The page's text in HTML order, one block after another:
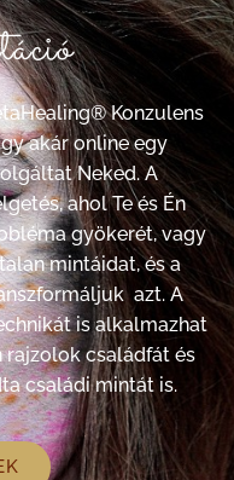
Konzulens
akár online egy
Neked. A
ahol Te és Én
gyökerét, vagy
mintáidat, és a
azt. A
is alkalmazhat
rajzolok családfát és
családi mintát is.